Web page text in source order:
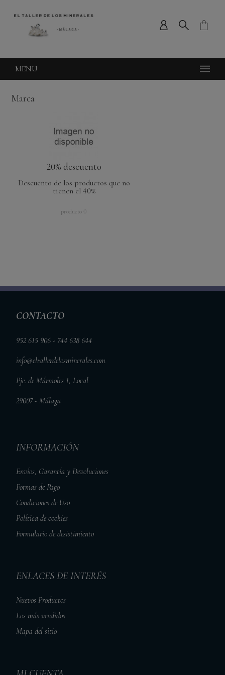
MENU
Marca
20% descuento
Descuento de los productos que no
tienen el 40%
producto 0
CONTACTO
952 615 906 - 744 638 644
info@eltallerdelosminerales.com
Pje. de Mármoles 1, Local
29007 - Málaga
INFORMACIÓN
Envíos, Garantía y Devoluciones
Formas de Pago
Condiciones de Uso
Política de cookies
Formulario de desistimiento
ENLACES DE INTERÉS
Nuevos Productos
Los más vendidos
Mapa del sitio